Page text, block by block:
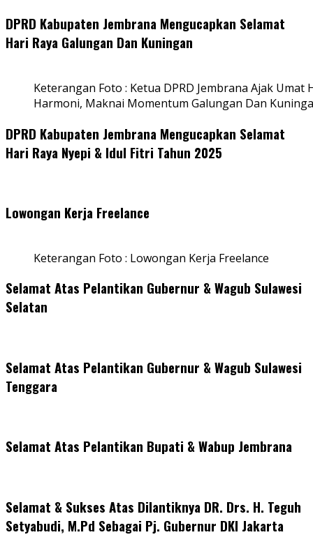
DPRD Kabupaten Jembrana Mengucapkan Selamat
Hari Raya Galungan Dan Kuningan
Keterangan Foto : Ketua DPRD Jembrana Ajak
Harmoni, Maknai Momentum Galungan Dan
DPRD Kabupaten Jembrana Mengucapkan Selamat
Hari Raya Nyepi & Idul Fitri Tahun 2025
Lowongan Kerja Freelance
Keterangan Foto : Lowongan Kerja Freelance
Selamat Atas Pelantikan Gubernur & Wagub Sulawesi
Selatan
Selamat Atas Pelantikan Gubernur & Wagub Sulawesi
Tenggara
Selamat Atas Pelantikan Bupati & Wabup Jembrana
Selamat & Sukses Atas Dilantiknya DR. Drs. H. Teguh
Setyabudi, M.Pd Sebagai Pj. Gubernur DKI Jakarta